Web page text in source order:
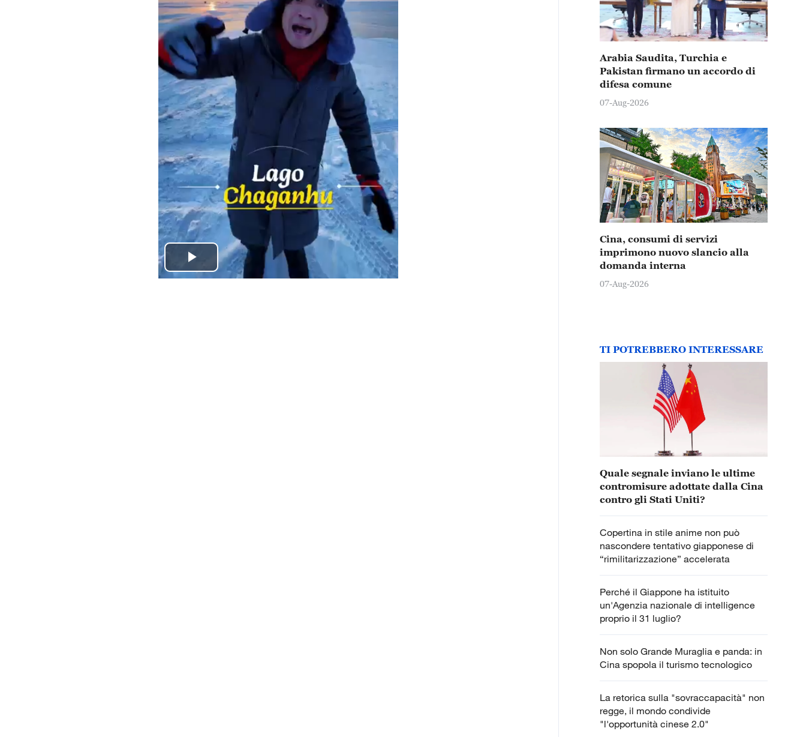
Play
Arabia Saudita, Turchia e
Pakistan firmano un accordo di
difesa comune
07-Aug-2026
Cina, consumi di servizi
imprimono nuovo slancio alla
domanda interna
07-Aug-2026
TI POTREBBERO INTERESSARE
Quale segnale inviano le ultime
contromisure adottate dalla Cina
contro gli Stati Uniti?
Copertina in stile anime non può
nascondere tentativo giapponese di
“rimilitarizzazione” accelerata
Perché il Giappone ha istituito
un'Agenzia nazionale di intelligence
proprio il 31 luglio?
Non solo Grande Muraglia e panda: in
Cina spopola il turismo tecnologico
La retorica sulla "sovraccapacità" non
regge, il mondo condivide
"l'opportunità cinese 2.0"